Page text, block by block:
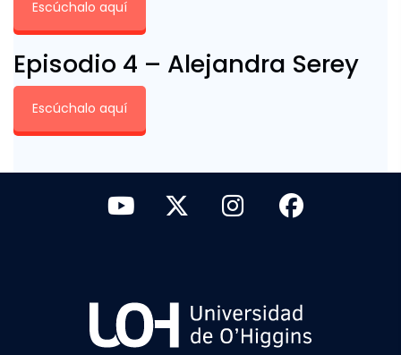
Escúchalo aquí
Episodio 4 – Alejandra Serey
Escúchalo aquí